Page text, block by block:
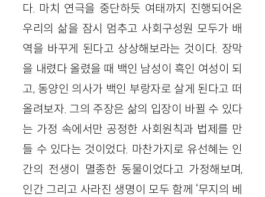
다. 마치 연극을 중단하듯 여태까지 진행되어온
우리의 삶을 잠시 멈추고 사회구성원 모두가 배
역을 바꾸게 된다고 상상해보라는 것이다. 장막
을 내렸다 올렸을 때 백인 남성이 흑인 여성이 되
고, 동양인 의사가 백인 부랑자로 살게 된다고 떠
올려보자. 그의 주장은 삶의 입장이 바뀔 수 있다
는 가정 속에서만 공정한 사회원칙과 법제를 만
들 수 있다는 것이었다. 마찬가지로 유선혜는 인
간의 전생이 멸종한 동물이었다고 가정해보며,
인간 그리고 사라진 생명이 모두 함께 ‘무지의 베